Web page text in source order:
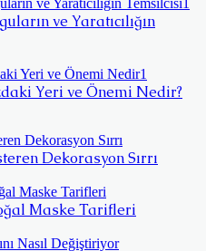
ve Yaratıcılığın
Yeri ve Önemi Nedir?
Dekorasyon Sırrı
Maske Tarifleri